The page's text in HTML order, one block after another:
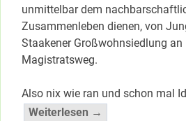
unmittelbar dem
Zusammenleben dienen, von
Staakener Großwohnsiedlung an
Magistratsweg.
Also nix wie ran und schon mal
Weiterlesen →